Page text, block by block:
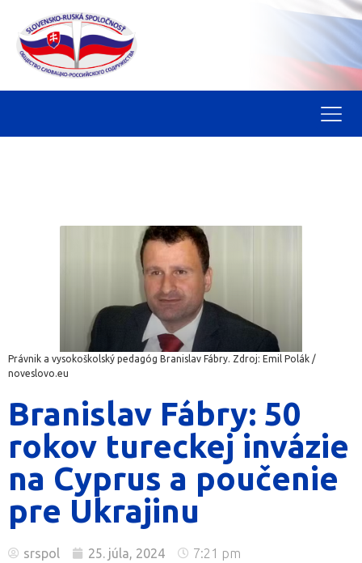
Právnik a vysokoškolský pedagóg Branislav Fábry. Zdroj: Emil Polák /
noveslovo.eu
Branislav Fábry: 50
rokov tureckej invázie
na Cyprus a poučenie
pre Ukrajinu
srspol 25. júla, 2024 7:21 pm